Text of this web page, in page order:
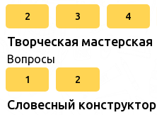
2 3 4
Творческая мастерская
Вопросы
1 2
Словесный конструктор